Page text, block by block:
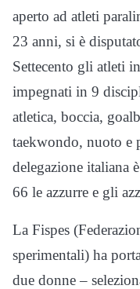
aperto ad atleti
23 anni, si è
Settecento gli atleti
impegnati in 9
atletica, boccia,
taekwondo, nuoto e
delegazione italiana
66 le azzurre e gli
La Fispes
sperimentali) ha
due donne –